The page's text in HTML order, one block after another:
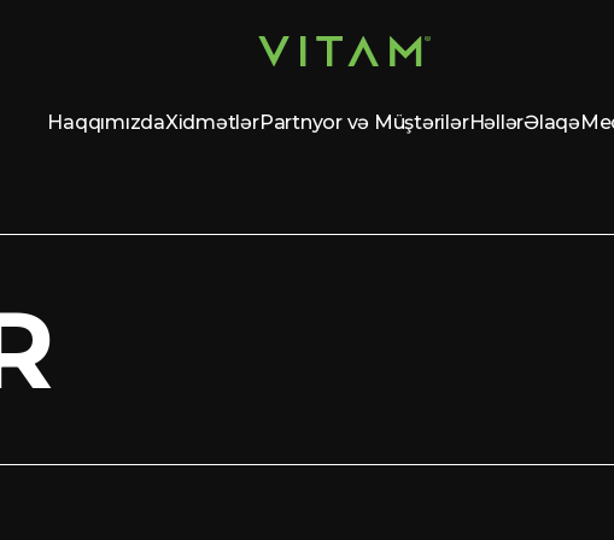
HaqqımızdaXidmətlərPartnyor və MüştərilərHəllərƏlaqə